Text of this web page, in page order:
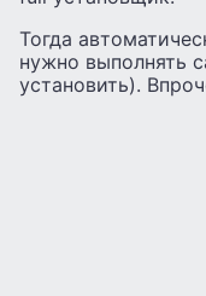
Тогда
нужно выполнять
установить).